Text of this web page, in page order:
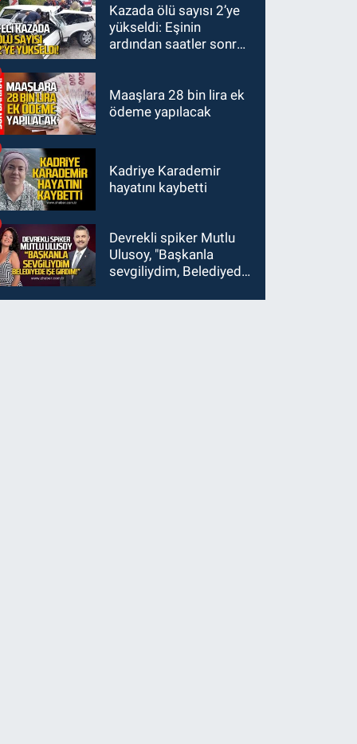
altına alındı
Kazada ölü sayısı 2’ye
yükseldi: Eşinin
ardından saatler sonra
Maaşlara 28 bin lira ek
ödeme yapılacak
Kadriye Karademir
hayatını kaybetti
Devrekli spiker Mutlu
Ulusoy, "Başkanla
sevgiliydim, Belediyede